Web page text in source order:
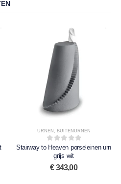
URNEN , BUITENURNEN
0out of 5
Stairway to Heaven porseleinen urn
grijs wit
€343,00